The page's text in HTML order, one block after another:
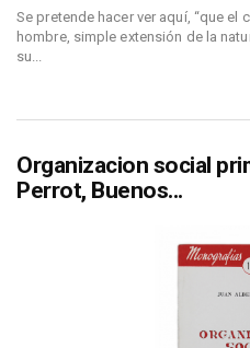
Se pretende hacer ver aquí, “que
hombre, simple extensión de la
su...
Organizacion social
Perrot, Buenos...